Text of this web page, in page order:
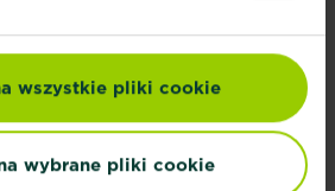
wszystkie pliki cookie
wybrane pliki cookie
płodozmian(rotacja
pozwoli ograniczyć
plony.